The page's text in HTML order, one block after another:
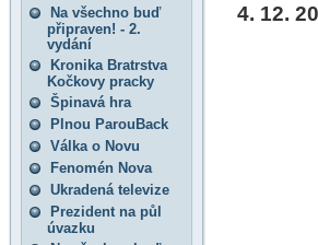
Na všechno buď
připraven! - 2.
vydání
Kronika Bratrstva
Kočkovy pracky
Špinavá hra
Plnou ParouBack
Válka o Novu
Fenomén Nova
Ukradená televize
Prezident na půl
úvazku
4. 12.